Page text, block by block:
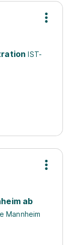
IST-
ab
Mannheim